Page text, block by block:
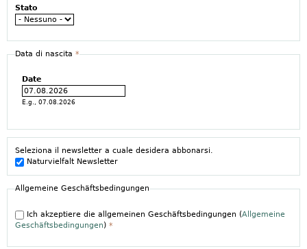
Stato
Data di nascita *
Date
E.g., 07.08.2026
Seleziona il newsletter a cuale desidera abbonarsi.
Naturvielfalt Newsletter
Allgemeine Geschäftsbedingungen
Ich akzeptiere die allgemeinen Geschäftsbedingungen (Allgemeine
Geschäftsbedingungen) *